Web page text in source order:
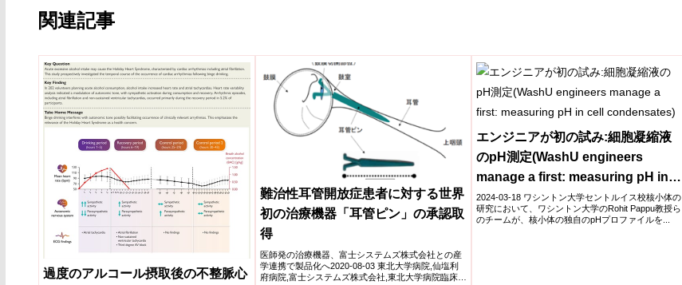
関連記事
過度のアルコール摂取後の不整脈心
難治性耳管開放症患者に対する世界
初の治療機器「耳管ピン」の承認取
得
医師発の治療機器、富士システムズ株式会社との産
学連携で製品化へ2020-08-03 東北大学病院,仙塩利
府病院,富士システムズ株式会社,東北大学病院臨床研
エンジニアが初の試み:細胞凝縮液
のpH測定(WashU engineers
manage a first: measuring pH in
cell condensates)
2024-03-18 ワシントン大学セントルイス校核小体の
研究において、ワシントン大学のRohit Pappu教授ら
のチームが、核小体の独自のpHプロファイルを...